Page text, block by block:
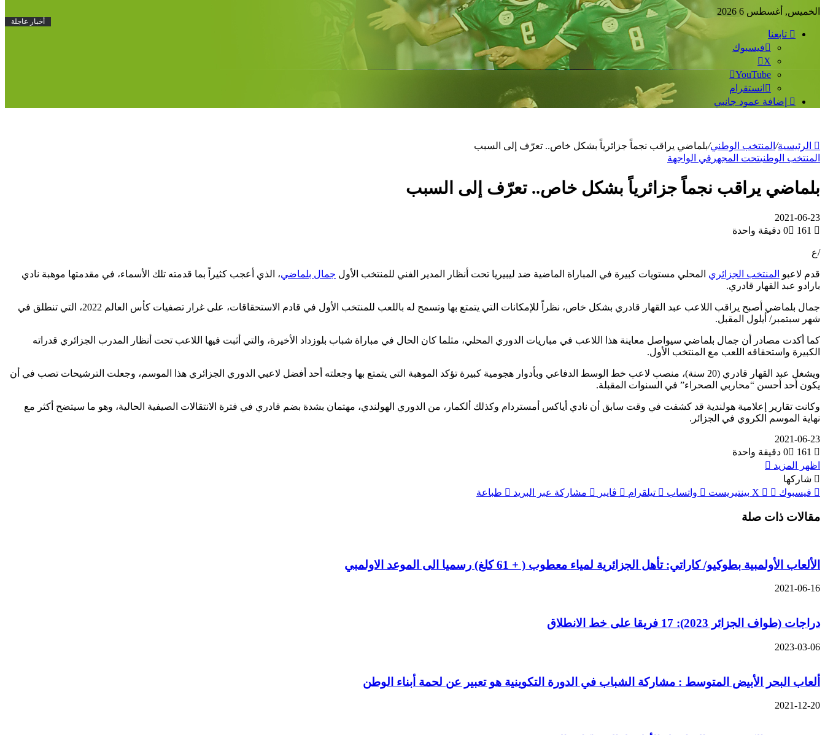
الخميس, أغسطس 6 2026
أخبار عاجلة
تابعنا
فيسبوك
‫X
‫YouTube
انستقرام
إضافة عمود جانبي
الرئيسية/ المنتخب الوطني/بلماضي يراقب نجماً جزائرياً بشكل خاص.. تعرّف إلى السبب
المنتخب الوطنيتحت المجهر في الواجهة
بلماضي يراقب نجماً جزائرياً بشكل خاص.. تعرّف إلى السبب
2021-06-23
0
161 دقيقة واحدة
/ع
قدم لاعبو المنتخب الجزائري المحلي مستويات كبيرة في المباراة الماضية ضد ليبيريا تحت أنظار المدير الفني للمنتخب الأول جمال بلماضي، الذي أعجب كثيراً بما قدمته تلك الأسماء، في مقدمتها موهبة نادي
بارادو عبد القهار قادري.
جمال بلماضي أصبح يراقب اللاعب عبد القهار قادري بشكل خاص، نظراً للإمكانات التي يتمتع بها وتسمح له باللعب للمنتخب الأول في قادم الاستحقاقات، على غرار تصفيات كأس العالم 2022، التي تنطلق في
شهر سبتمبر/ أيلول المقبل.
كما أكدت مصادر أن جمال بلماضي سيواصل معاينة هذا اللاعب في مباريات الدوري المحلي، مثلما كان الحال في مباراة شباب بلوزداد الأخيرة، والتي أثبت فيها اللاعب تحت أنظار المدرب الجزائري قدراته
الكبيرة واستحقاقه اللعب مع المنتخب الأول.
ويشغل عبد القهار قادري (20 سنة)، منصب لاعب خط الوسط الدفاعي وبأدوار هجومية كبيرة تؤكد الموهبة التي يتمتع بها وجعلته أحد أفضل لاعبي الدوري الجزائري هذا الموسم، وجعلت الترشيحات تصب في أن
يكون أحد أحسن “محاربي الصحراء” في السنوات المقبلة.
وكانت تقارير إعلامية هولندية قد كشفت في وقت سابق أن نادي أياكس أمستردام وكذلك ألكمار، من الدوري الهولندي، مهتمان بشدة بضم قادري في فترة الانتقالات الصيفية الحالية، وهو ما سيتضح أكثر مع
نهاية الموسم الكروي في الجزائر.
2021-06-23
0
161
دقيقة واحدة
اظهر المزيد
شاركها
فيسبوك
‫X بينتيريست واتساب تيلقرام ڤايبر مشاركة عبر البريد طباعة
مقالات ذات صلة
الألعاب الأولمبية بطوكيو/ كاراتي: تأهل الجزائرية لمياء معطوب ( + 61 كلغ) رسميا الى الموعد الاولمبي
2021-06-16
دراجات (طواف الجزائر 2023): 17 فريقا على خط الانطلاق
2023-03-06
ألعاب البحر الأبيض المتوسط : مشاركة الشباب في الدورة التكوينية هو تعبير عن لحمة أبناء الوطن
2021-12-20